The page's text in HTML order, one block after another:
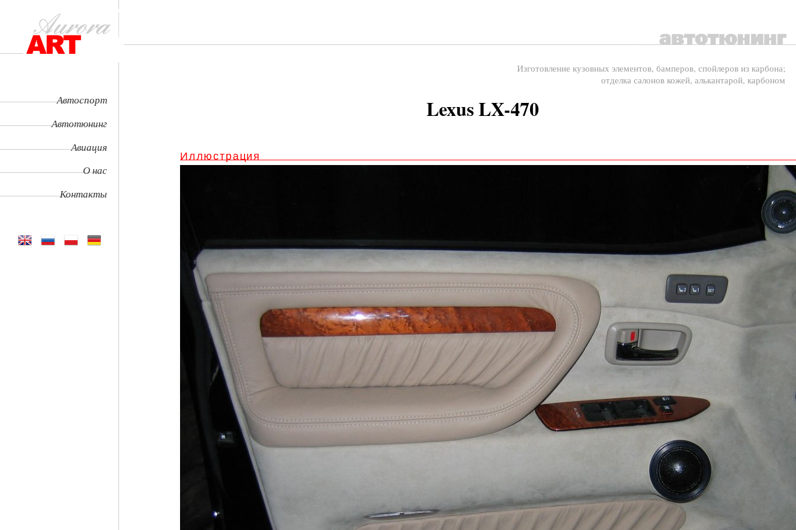
Автоспорт
Автотюнинг
Авиация
О нас
Контакты
Изготовление кузовных элементов, бамперов, спойлеров из карбона;
отделка салонов кожей, алькантарой, карбоном
Lexus LX-470
Иллюстрация